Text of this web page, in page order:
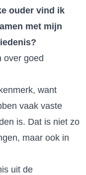
ouder vind ik
met mijn
over goed
want
vaak vaste
is. Dat is niet zo
maar ook in
uit de